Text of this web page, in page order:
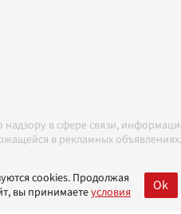
в сфере связи,
в рекламных
с Правилами
cookies. Продолжая
вы принимаетеусловия Ok